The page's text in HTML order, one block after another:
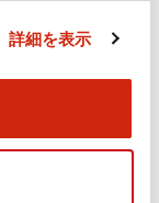
詳細を表示